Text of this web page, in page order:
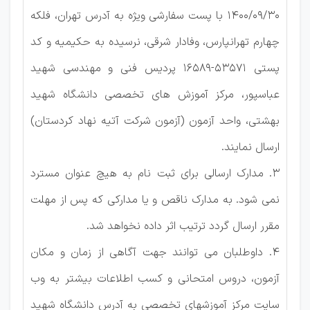
1400/09/30 با پست سفارشی ویژه به آدرس تهران، فلکه
چهارم تهرانپارس، وفادار شرقی، نرسیده به حکیمیه و کد
پستی 53571-16589 پردیس فنی و مهندسی شهید
عباسپور، مرکز آموزش های تخصصی دانشگاه شهید
بهشتی، واحد آزمون (آزمون شرکت آتیه نهاد کردستان)
ارسال نمایند.
3. مدارک ارسالی برای ثبت نام به هیچ عنوان مسترد
نمی شود. به مدارک ناقص و یا مدارکی که پس از مهلت
مقرر ارسال گردد ترتیب اثر داده نخواهد شد.
4. داوطلبان می توانند جهت آگاهی از زمان و مکان
آزمون، دروس امتحانی و کسب اطلاعات بیشتر به وب
سایت مرکز آموزشهای تخصصی به آدرس دانشگاه شهید